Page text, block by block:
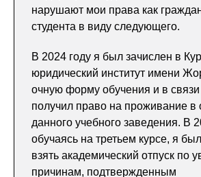
нарушают мои права как
студента в виду следующего.
В 2024 году я был зачислен в
юридический институт имени
очную форму обучения и в связи
получил право на проживание
данного учебного заведения. В
обучаясь на третьем курсе, я
взять академический отпуск по
причинам, подтвержденным